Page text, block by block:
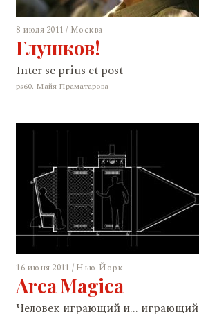
8 июля 2011 / Москва
Глушков!
Inter se prius et post
ps60. Майя Праматарова
16 июня 2011 / Нью-Йорк
Arca Magica
Человек играющий и... играющий